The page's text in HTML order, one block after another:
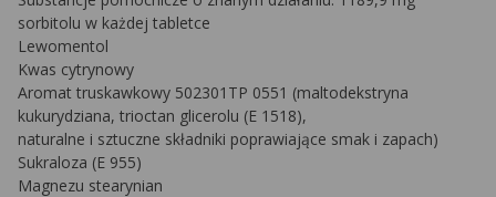
sorbitolu w każdej tabletce
Lewomentol
Kwas cytrynowy
Aromat truskawkowy 502301TP 0551 (maltodekstryna
kukurydziana, trioctan glicerolu (E 1518),
naturalne i sztuczne składniki poprawiające smak i zapach)
Sukraloza (E 955)
Magnezu stearynian